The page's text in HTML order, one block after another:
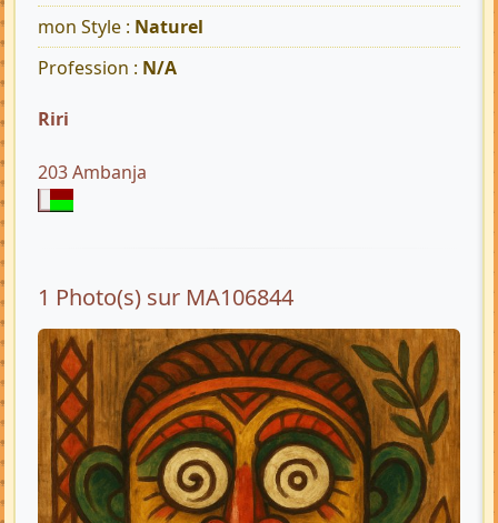
mon Style : Naturel
Profession : N/A
Riri
203 Ambanja
1 Photo(s) sur MA106844